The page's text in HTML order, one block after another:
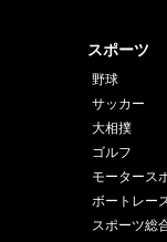
スポーツ
野球
サッカー
大相撲
ゴルフ
モータース
ボートレー
スポーツ総